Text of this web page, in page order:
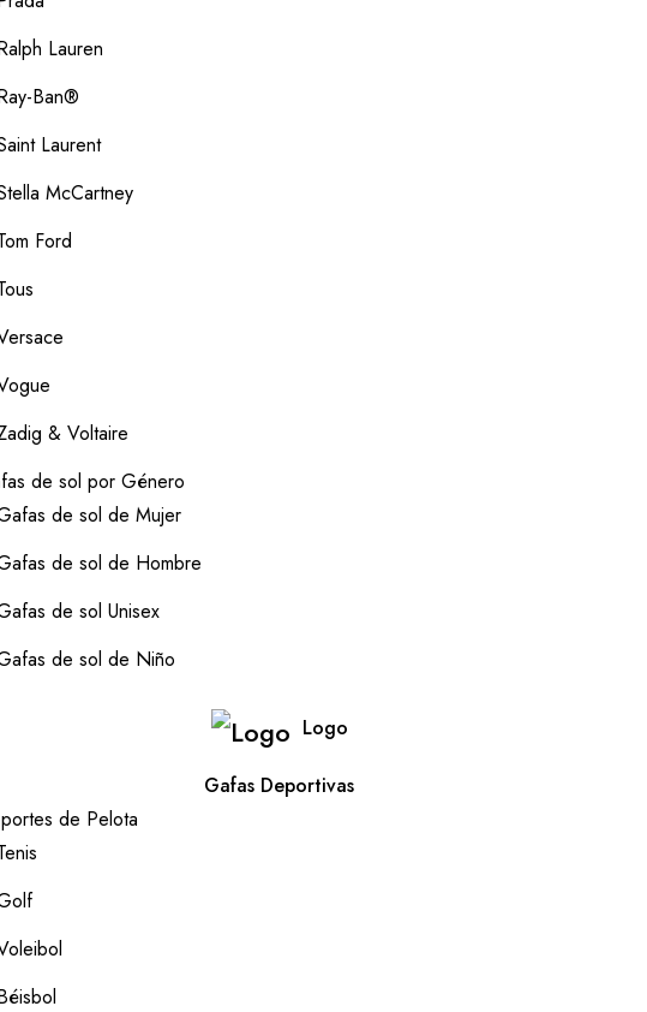
Lauren
Ban®
Laurent
McCartney
Ford
& Voltaire
de sol por Género
de sol de Mujer
de sol de Hombre
de sol Unisex
de sol de Niño
Logo
Gafas Deportivas
de Pelota